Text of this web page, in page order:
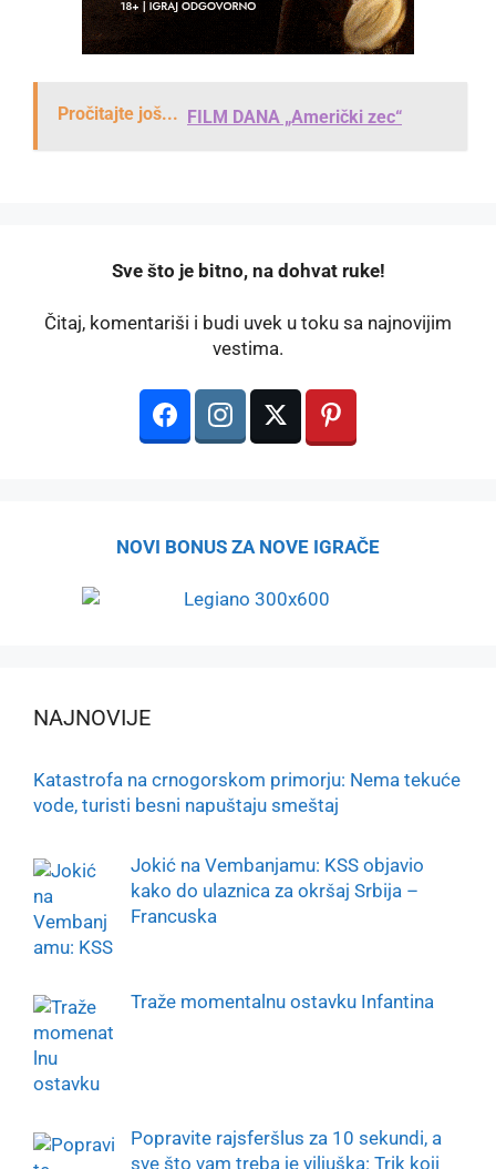
Pročitajte još... FILM DANA „Američki zec“
️Sve što je bitno, na dohvat ruke!
Čitaj, komentariši i budi uvek u toku sa najnovijim
vestima.
NOVI BONUS ZA NOVE IGRAČE
NAJNOVIJE
Katastrofa na crnogorskom primorju: Nema tekuće
vode, turisti besni napuštaju smeštaj
Jokić na Vembanjamu: KSS objavio
kako do ulaznica za okršaj Srbija –
Francuska
Traže momentalnu ostavku Infantina
Popravite rajsferšlus za 10 sekundi, a
sve što vam treba je viljuška: Trik koji